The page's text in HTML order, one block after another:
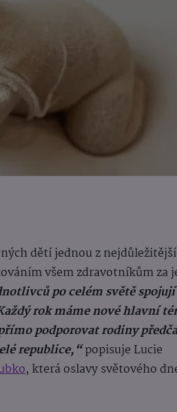
dětí jednou z
všem zdravotníkům za
po celém světě spojují
rok máme nové hlavní
podporovat rodiny
republice,“popisuje Lucie
, která oslavy světového